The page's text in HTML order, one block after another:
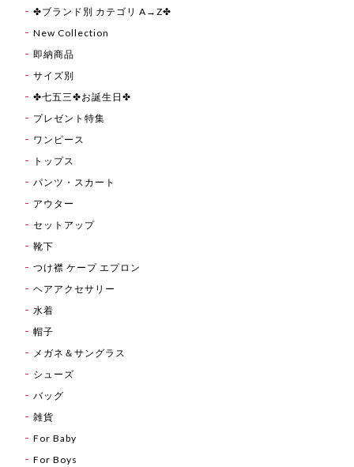
✤ブランド別 カテゴリ A→Z✤
New Collection
即納商品
サイズ別
✤七五三✤お誕生日✤
プレゼント特集
ワンピース
トップス
パンツ・スカート
アウター
セットアップ
靴下
つけ襟 ケープ エプロン
ヘアアクセサリー
水着
帽子
メガネ＆サングラス
シューズ
バッグ
雑貨
For Baby
For Boys